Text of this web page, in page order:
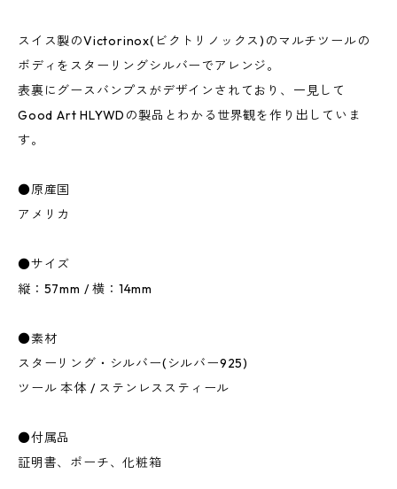
スイス製のVictorinox(ビクトリノックス)のマルチツールの
ボディをスターリングシルバーでアレンジ。
表裏にグースバンプスがデザインされており、一見して
Good Art HLYWDの製品とわかる世界観を作り出していま
す。
●原産国
アメリカ
●サイズ
縦：57mm / 横：14mm
●素材
スターリング・シルバー(シルバー925)
ツール 本体 / ステンレススティール
●付属品
証明書、ポーチ、化粧箱